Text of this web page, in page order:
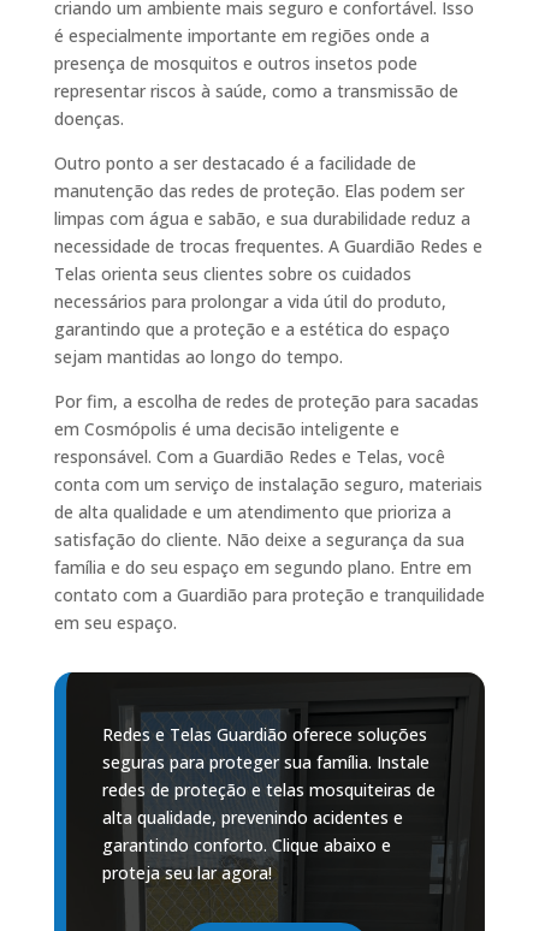
criando um ambiente mais seguro e confortável. Isso
é especialmente importante em regiões onde a
presença de mosquitos e outros insetos pode
representar riscos à saúde, como a transmissão de
doenças.
Outro ponto a ser destacado é a facilidade de
manutenção das redes de proteção. Elas podem ser
limpas com água e sabão, e sua durabilidade reduz a
necessidade de trocas frequentes. A Guardião Redes e
Telas orienta seus clientes sobre os cuidados
necessários para prolongar a vida útil do produto,
garantindo que a proteção e a estética do espaço
sejam mantidas ao longo do tempo.
Por fim, a escolha de redes de proteção para sacadas
em Cosmópolis é uma decisão inteligente e
responsável. Com a Guardião Redes e Telas, você
conta com um serviço de instalação seguro, materiais
de alta qualidade e um atendimento que prioriza a
satisfação do cliente. Não deixe a segurança da sua
família e do seu espaço em segundo plano. Entre em
contato com a Guardião para proteção e tranquilidade
em seu espaço.
Redes e Telas Guardião oferece soluções
seguras para proteger sua família. Instale
redes de proteção e telas mosquiteiras de
alta qualidade, prevenindo acidentes e
garantindo conforto. Clique abaixo e
proteja seu lar agora!